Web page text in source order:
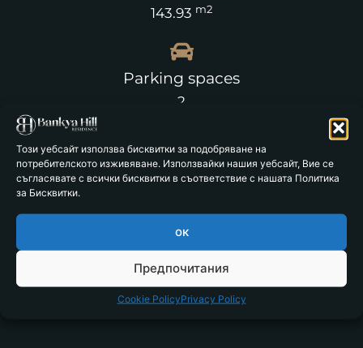
Този уебсайт използва бисквитки за подобряване на
потребителското изживяване. Използвайки нашия уебсайт, Вие се
съгласявате с всички бисквитки в съответствие с нашата Политика
за Бисквитки.
ок
Предпочитания
Cookie PolicyPrivacy Policy
143.93 m2
Parking spaces
2
Floor 1
Status
Available